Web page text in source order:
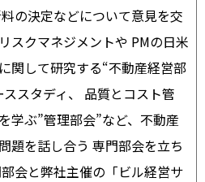
の決定などについて意見を交
スクマネジメントや PMの日米
関して研究する“不動産経営部
スタディ、 品質とコスト管
学ぶ”管理部会”など、不動産
題を話し合う 専門部会を立ち
会と弊社主催の「ビル経営サ